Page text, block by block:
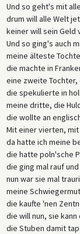
Und so geht's mit
drum will alle Welt
keiner will sein Geld
Und so ging's auch
meine älteste
die machte in
eine zweite Tochter,
die spekulierte in
meine dritte, die
die wollte an
Mit einer vierten, mit
da hatte ich meine
die hatte poln'sche
die ging mal rauf
nun war sie mal
meine
die kaufte 'nen
die will nun, sie
die Stuben damit